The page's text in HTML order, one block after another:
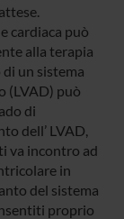
cardiaca può
alla terapia
un sistema
(LVAD) può
di
dell’ LVAD,
va incontro ad
in
del sistema
proprio